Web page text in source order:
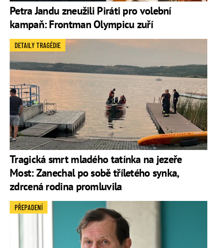
Petra Jandu zneužili Piráti pro volební
kampaň: Frontman Olympicu zuří
Tragická smrt mladého tatínka na jezeře
Most: Zanechal po sobě tříletého synka,
zdrcená rodina promluvila
DETAILY TRAGÉDIE
PŘEPADENÍ